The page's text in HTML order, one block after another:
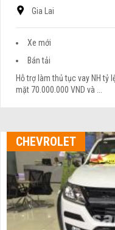
Gia Lai
Xe mới
Bán tải
Hỗ trợ làm thủ tục vay NH tỷ
mặt 70.000.000 VND và ...
CHEVROLET